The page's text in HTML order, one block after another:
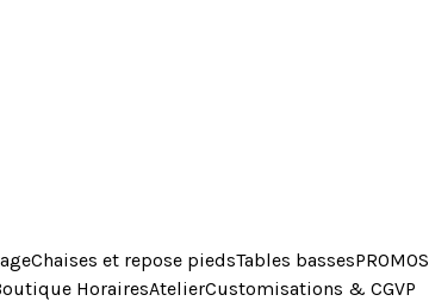
Chaises et repose piedsTables bassesPROMOS
HorairesAtelierCustomisations & CGVP